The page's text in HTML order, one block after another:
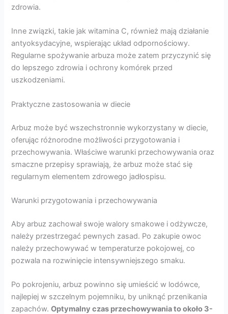
zdrowia.
Inne związki, takie jak witamina C, również mają działanie
antyoksydacyjne, wspierając układ odpornościowy.
Regularne spożywanie arbuza może zatem przyczynić się
do lepszego zdrowia i ochrony komórek przed
uszkodzeniami.
Praktyczne zastosowania w diecie
Arbuz może być wszechstronnie wykorzystany w diecie,
oferując różnorodne możliwości przygotowania i
przechowywania. Właściwe warunki przechowywania oraz
smaczne przepisy sprawiają, że arbuz może stać się
regularnym elementem zdrowego jadłospisu.
Warunki przygotowania i przechowywania
Aby arbuz zachował swoje walory smakowe i odżywcze,
należy przestrzegać pewnych zasad. Po zakupie owoc
należy przechowywać w temperaturze pokojowej, co
pozwala na rozwinięcie intensywniejszego smaku.
Po pokrojeniu, arbuz powinno się umieścić w lodówce,
najlepiej w szczelnym pojemniku, by uniknąć przenikania
zapachów.Optymalny czas przechowywania to około 3-